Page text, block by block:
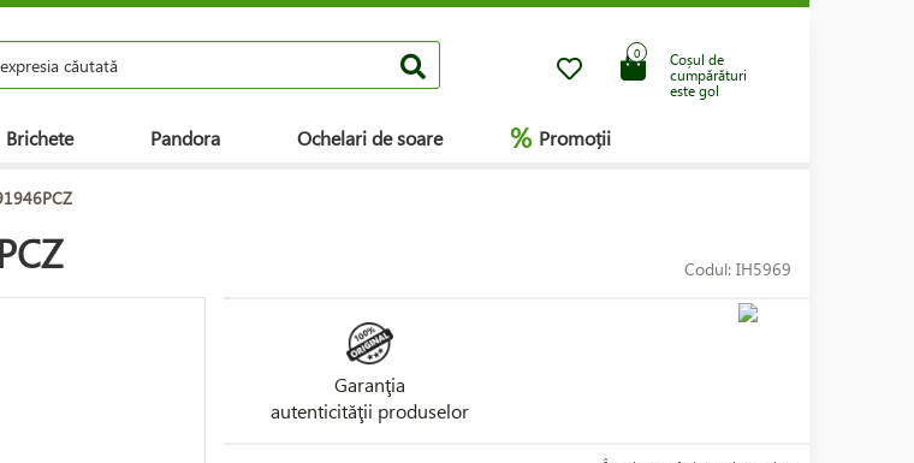
Coșul de
cumpărături
este gol
0
Brichete Pandora Ochelari de soare % Promoții
Codul: IH5969
Garanţia
autenticităţii produselor